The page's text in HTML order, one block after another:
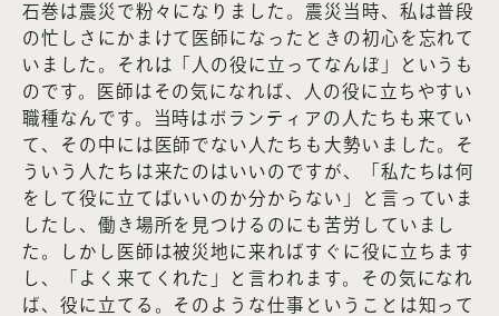
石巻は震災で粉々になりました。震災当時、私は普段
の忙しさにかまけて医師になったときの初心を忘れて
いました。それは「人の役に立ってなんぼ」というも
のです。医師はその気になれば、人の役に立ちやすい
職種なんです。当時はボランティアの人たちも来てい
て、その中には医師でない人たちも大勢いました。そ
ういう人たちは来たのはいいのですが、「私たちは何
をして役に立てばいいのか分からない」と言っていま
したし、働き場所を見つけるのにも苦労していまし
た。しかし医師は被災地に来ればすぐに役に立ちます
し、「よく来てくれた」と言われます。その気になれ
ば、役に立てる。そのような仕事ということは知って